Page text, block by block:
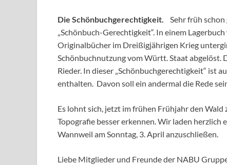
Die Schönbuchgerechtigkeit. Sehr früh
„Schönbuch-Gerechtigkeit“. In einem
Originalbücher im Dreißigjährigen Krieg
Schönbuchnutzung vom Württ. Staat abgelöst.
Rieder. In dieser „Schönbuchgerechtigkeit“ ist
enthalten. Davon soll ein andermal die Rede
Es lohnt sich, jetzt im frühen Frühjahr den
Topografie besser erkennen. Wir laden
Wannweil am Sonntag, 3. April anzuschließen.
Liebe Mitglieder und Freunde der NABU